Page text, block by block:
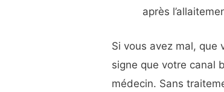
après
Si vous avez mal, que
signe que votre canal
médecin. Sans